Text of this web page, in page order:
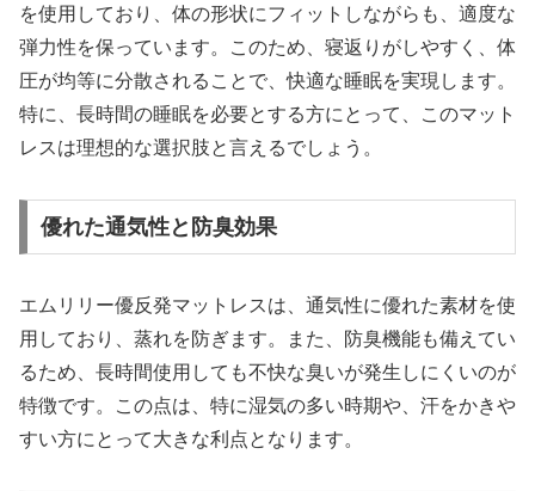
を使用しており、体の形状にフィットしながらも、適度な
弾力性を保っています。このため、寝返りがしやすく、体
圧が均等に分散されることで、快適な睡眠を実現します。
特に、長時間の睡眠を必要とする方にとって、このマット
レスは理想的な選択肢と言えるでしょう。
優れた通気性と防臭効果
エムリリー優反発マットレスは、通気性に優れた素材を使
用しており、蒸れを防ぎます。また、防臭機能も備えてい
るため、長時間使用しても不快な臭いが発生しにくいのが
特徴です。この点は、特に湿気の多い時期や、汗をかきや
すい方にとって大きな利点となります。